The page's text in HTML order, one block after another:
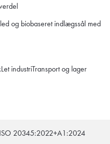
og biobaseret indlægssål med
Let industriTransport og lager
20345:2022+A1:2024